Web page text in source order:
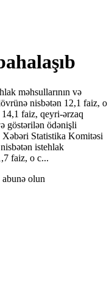
məhsullarının və
nisbətən 12,1 faiz, o
14,1 faiz, qeyri-ərzaq
göstərilən ödənişli
Statistika Komitəsi
istehlak
faiz, o c...
olun